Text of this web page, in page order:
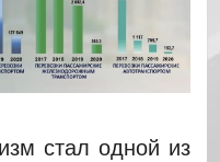
стал одной из